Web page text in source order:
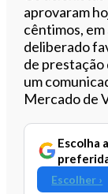
aprovaram
cêntimos,
deliberado
de prestação
um
Mercado de
Escolha
Escolher ›